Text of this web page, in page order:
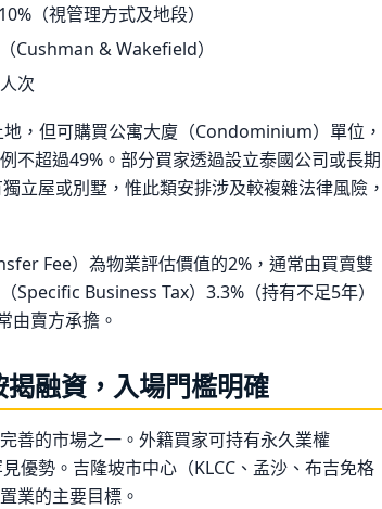
（視管理方式及地段）
Cushman & Wakefield）
次
，但可購買公寓大廈（Condominium）單位，
不超過49%。部分買家透過設立泰國公司或長期
立屋或別墅，惟此類安排涉及較複雜法律風險，
Fee）為物業評估價值的2%，通常由買賣雙
Specific Business Tax）3.3%（持有不足5年）
由賣方承擔。
融資，入場門檻明確
善的市場之一。外籍買家可持有永久業權
優勢。吉隆坡市中心（KLCC、孟沙、布吉免格
業的主要目標。